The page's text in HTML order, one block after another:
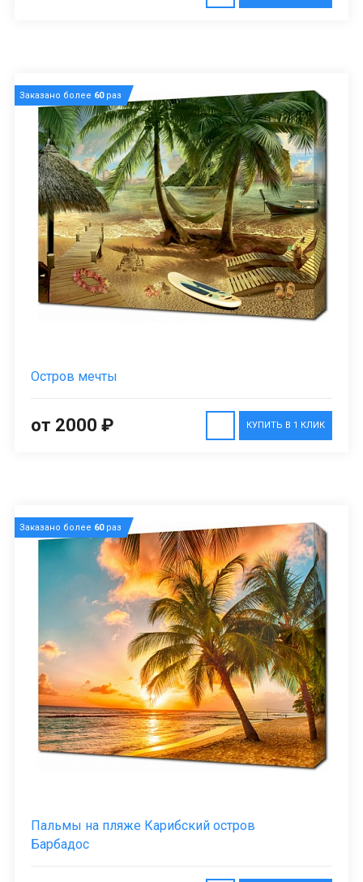
Заказано более 60раз
Остров мечты
КУПИТЬ В 1 КЛИК
от 2000 ₽
Заказано более 60раз
Пальмы на пляже Карибский остров
Барбадос